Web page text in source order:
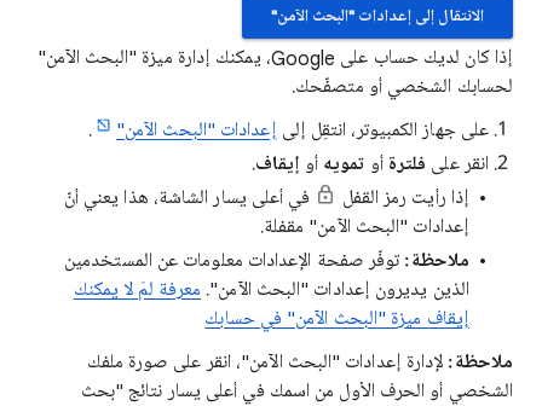
الانتقال إلى إعدادات "البحث الآمن"
إذا كان لديك حساب على Google، يمكنك إدارة ميزة "البحث الآمن"
لحسابك الشخصي أو متصفّحك.
على جهاز الكمبيوتر، انتقِل إلى إعدادات "البحث الآمن"
.
انقر على فلترة أو تمويه أو إيقاف.
إذا رأيت رمز القفل
في أعلى يسار الشاشة، هذا يعني أنّ
إعدادات "البحث الآمن" مقفلة.
ملاحظة: توفّر صفحة الإعدادات معلومات عن المستخدمين
الذين يديرون إعدادات "البحث الآمن". معرفة لمَ لا يمكنك
إيقاف ميزة "البحث الآمن" في حسابك
ملاحظة: لإدارة إعدادات "البحث الآمن"، انقر على صورة ملفك
الشخصي أو الحرف الأول من اسمك في أعلى يسار نتائج "بحث